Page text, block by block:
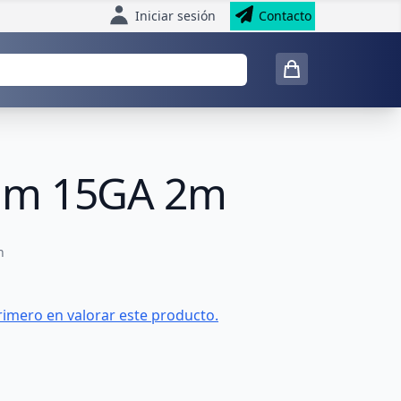
Iniciar sesión Contacto
15GA 2m
en valorar este producto.